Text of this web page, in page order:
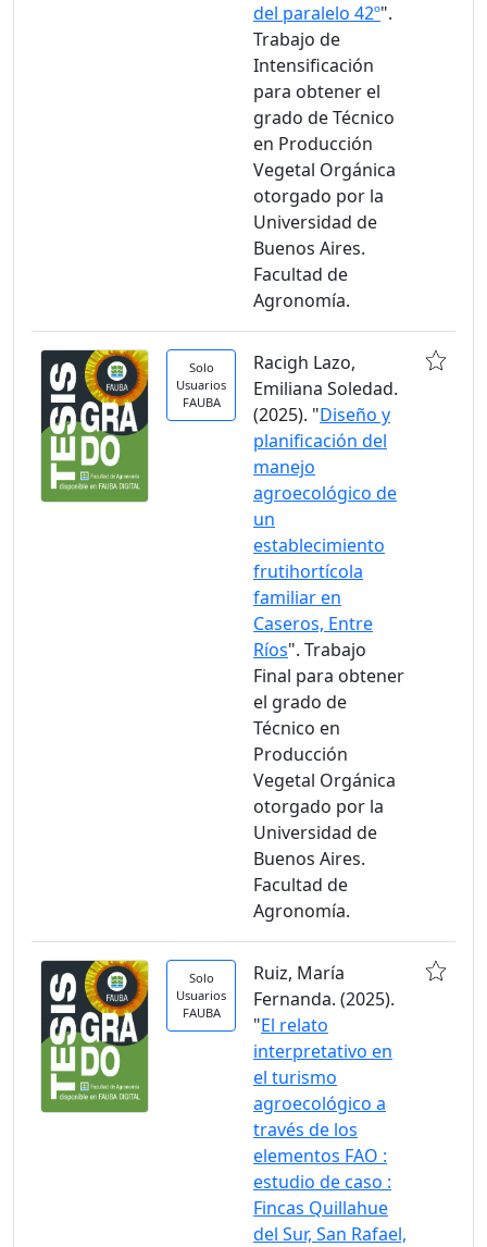
del paralelo 42º".
Trabajo de
Intensificación
para obtener el
grado de Técnico
en Producción
Vegetal Orgánica
otorgado por la
Universidad de
Buenos Aires.
Facultad de
Agronomía.
Solo
Usuarios
FAUBA
Racigh Lazo,
Emiliana Soledad.
(2025). "Diseño y
planificación del
manejo
agroecológico de
un
establecimiento
frutihortícola
familiar en
Caseros, Entre
Ríos". Trabajo
Final para obtener
el grado de
Técnico en
Producción
Vegetal Orgánica
otorgado por la
Universidad de
Buenos Aires.
Facultad de
Agronomía.
Solo
Usuarios
FAUBA
Ruiz, María
Fernanda. (2025).
"El relato
interpretativo en
el turismo
agroecológico a
través de los
elementos FAO :
estudio de caso :
Fincas Quillahue
del Sur, San Rafael,